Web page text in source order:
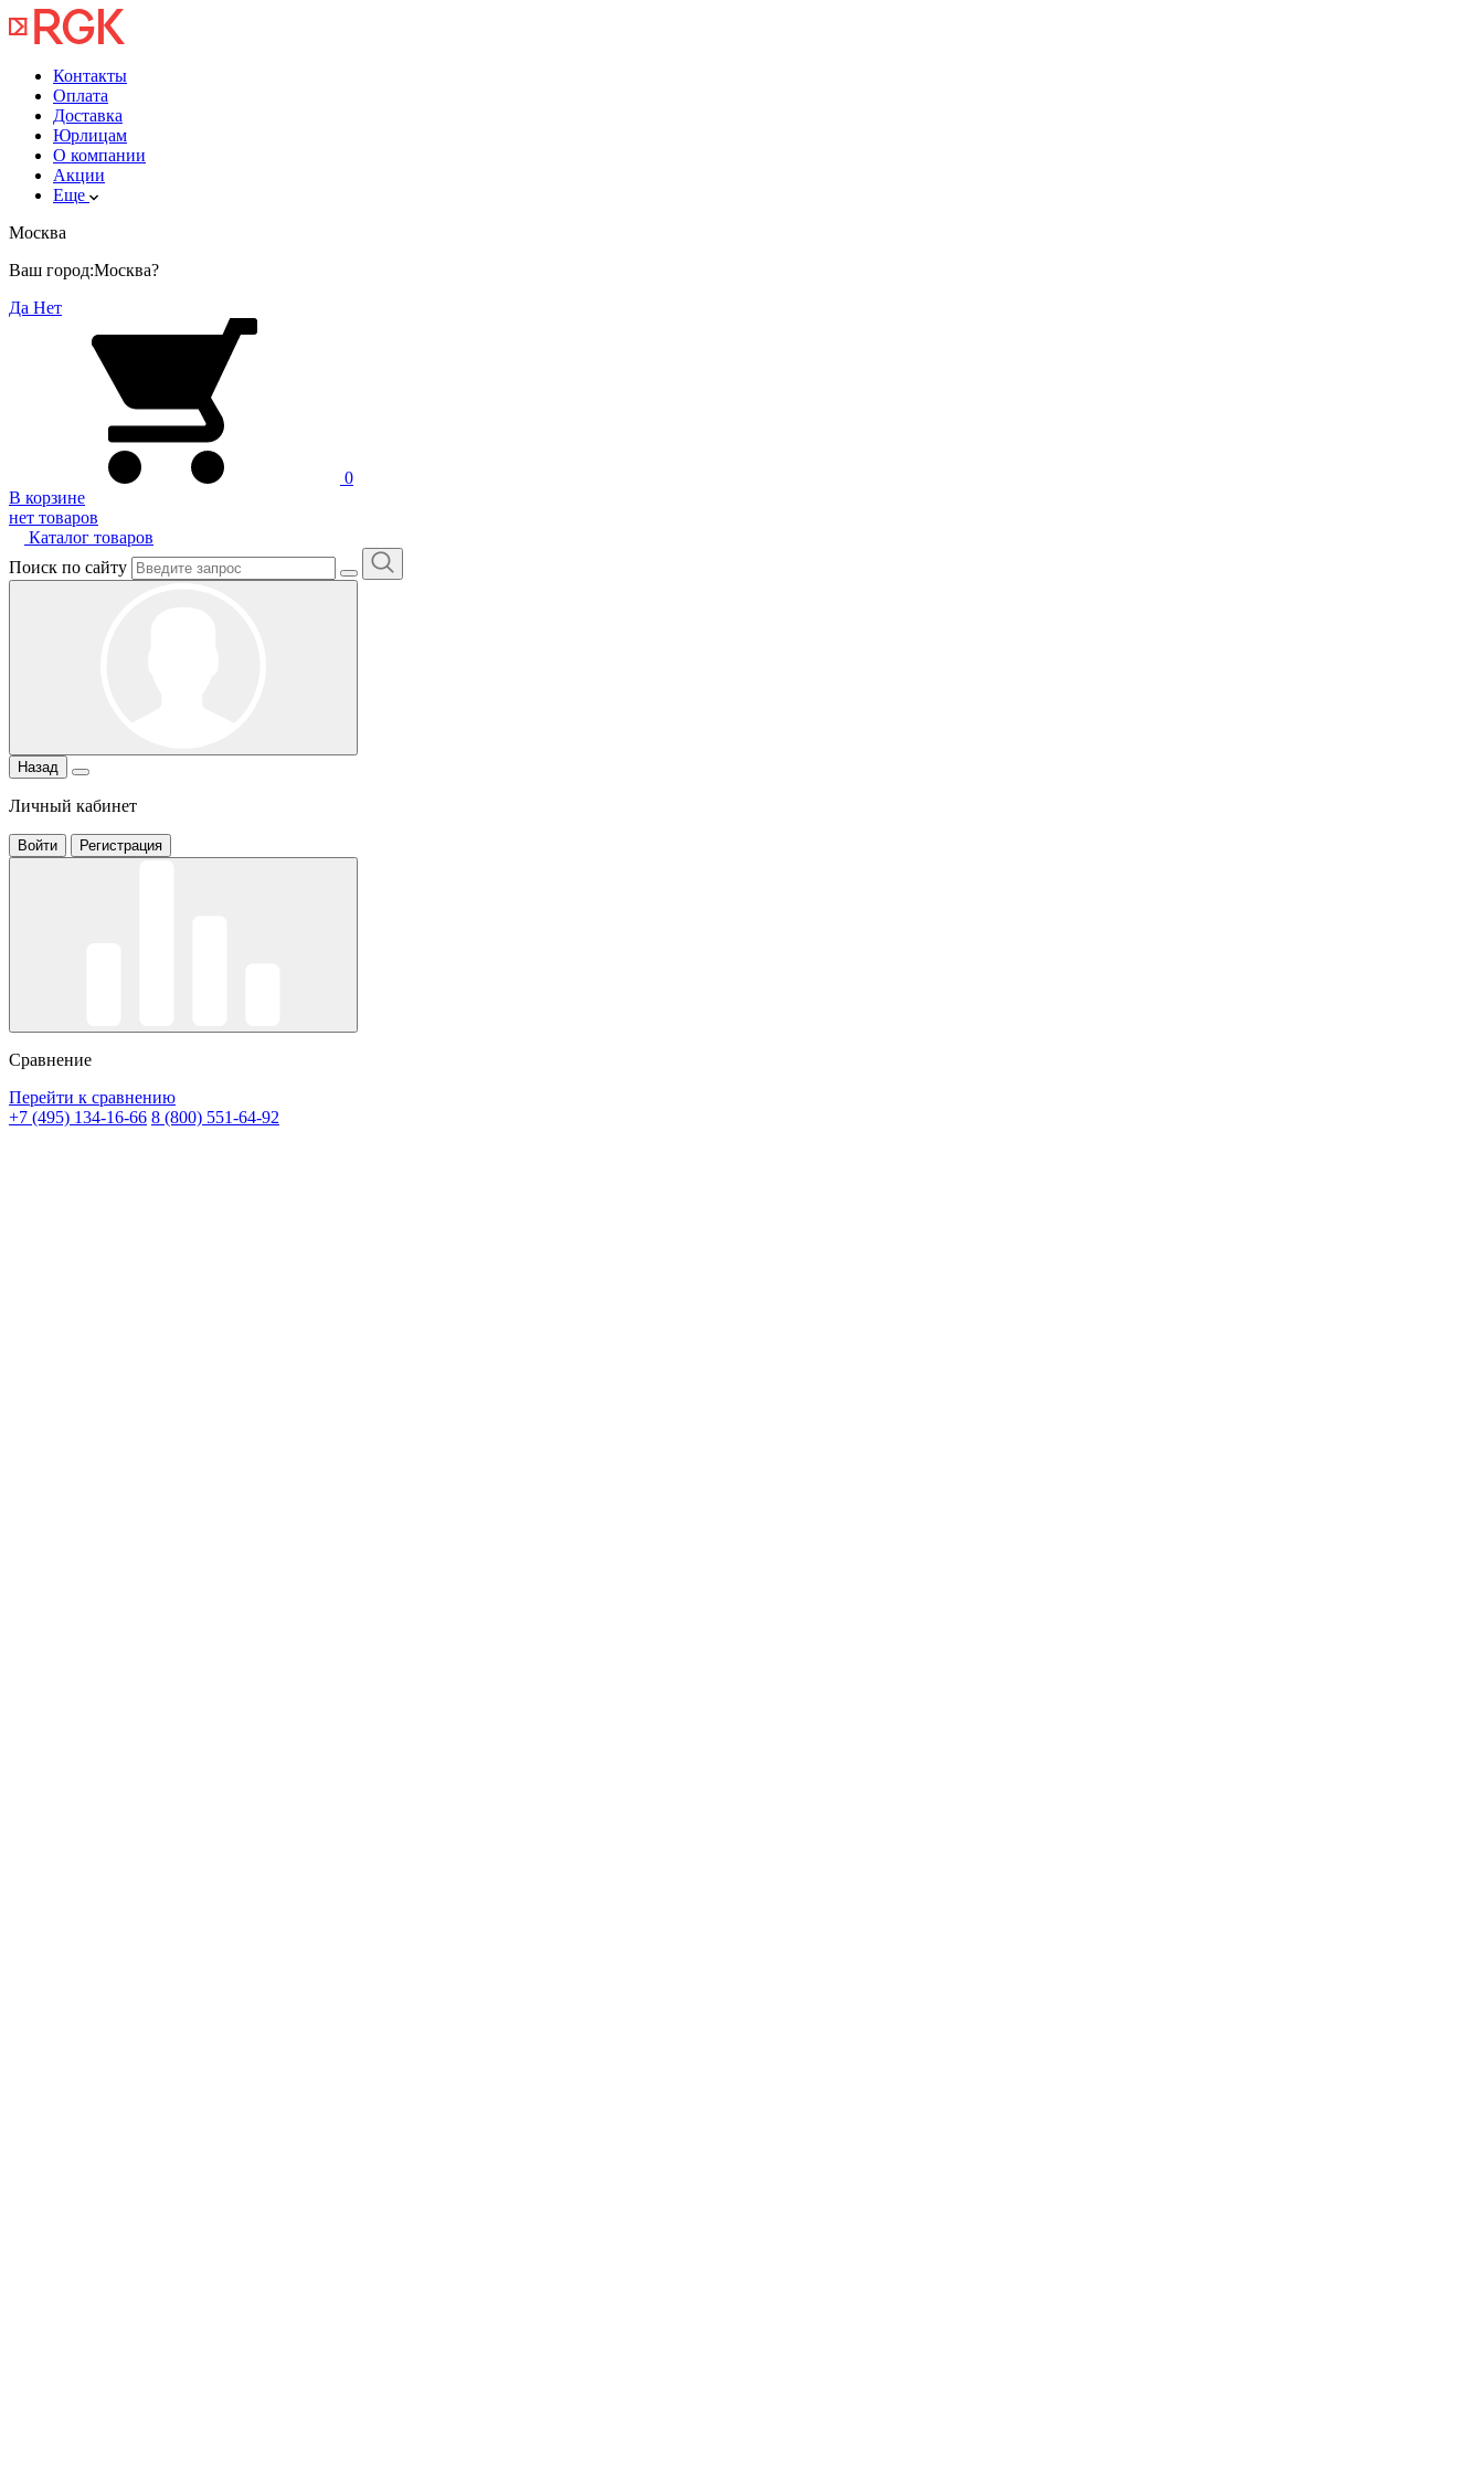
Контакты
Оплата
Доставка
Юрлицам
О компании
Акции
Еще
Москва
Ваш город:Москва?
Да Нет
0
В корзине
нет товаров
Каталог товаров
Поиск по сайту
Назад
Личный кабинет
Войти Регистрация
Сравнение
Перейти к сравнению
+7 (495) 134-16-66 8 (800) 551-64-92